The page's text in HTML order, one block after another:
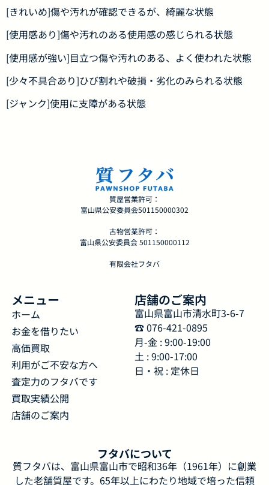
[きれいめ]傷や汚れが確認できるが、綺麗な状態
[使用感あり]傷や汚れのある使用感の感じられる状態
[使用感が強い]目立つ傷や汚れのある、よく使われた状態
[少々不具合あり]ひび割れや破損・劣化のみられる状態
[ジャンク]使用に支障がある状態
質屋営業許可：
富山県公安委員会501150000302
古物営業許可：
富山県公安委員会 501150000112
有限会社フタバ
メニュー
ホーム
お金を借りたい
高価買取
利用がご不安な方へ
査定力のフタバです
買取実績公開
店舗のご案内
店舗のご案内
富山県富山市清水町3-6-7
☎︎ 076-421-0895
月-金 : 9:00-19:00
土 : 9:00-17:00
日・祝 : 定休日
フタバについて
質フタバは、富山県富山市で昭和36年（1961年）に創業
した老舗質屋です。65年以上にわたり地域で培った信頼